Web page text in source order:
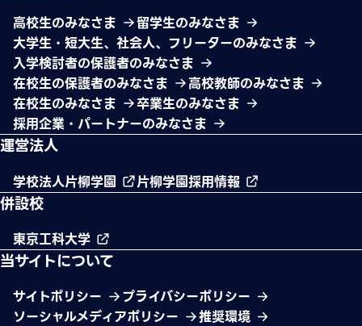
高校生のみなさま
留学生のみなさま
大学生・短大生、社会人、フリーターのみなさま
入学検討者の保護者のみなさま
在校生の保護者のみなさま
高校教師のみなさま
在校生のみなさま
卒業生のみなさま
採用企業・パートナーのみなさま
運営法人
学校法人片柳学園 片柳学園採用情報
併設校
東京工科大学
当サイトについて
サイトポリシー
プライバシーポリシー
ソーシャルメディアポリシー
推奨環境